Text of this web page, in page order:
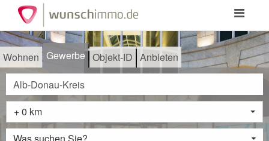
Toggle
Wohnen Gewerbe Objekt-ID Anbieten
+ 0 km